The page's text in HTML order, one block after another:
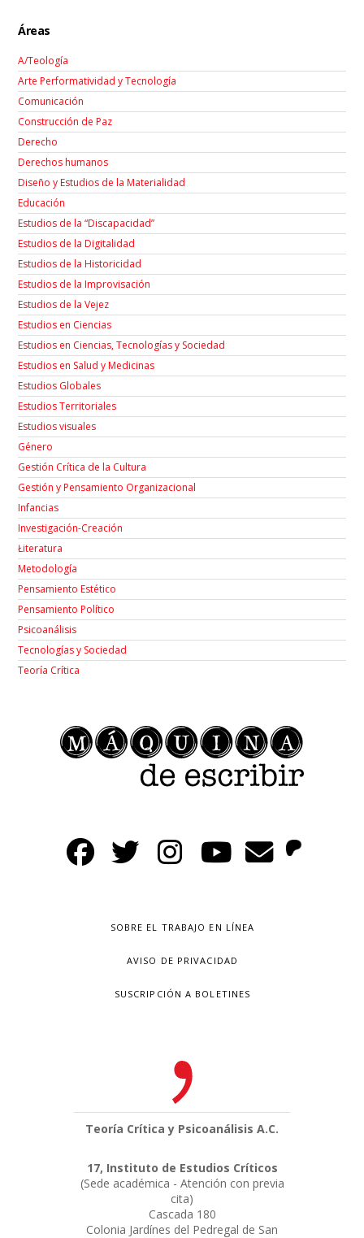
Áreas
A/Teología
Arte Performatividad y Tecnología
Comunicación
Construcción de Paz
Derecho
Derechos humanos
Diseño y Estudios de la Materialidad
Educación
Estudios de la “Discapacidad”
Estudios de la Digitalidad
Estudios de la Historicidad
Estudios de la Improvisación
Estudios de la Vejez
Estudios en Ciencias
Estudios en Ciencias, Tecnologías y Sociedad
Estudios en Salud y Medicinas
Estudios Globales
Estudios Territoriales
Estudios visuales
Género
Gestión Crítica de la Cultura
Gestión y Pensamiento Organizacional
Infancias
Investigación-Creación
Łiteratura
Metodología
Pensamiento Estético
Pensamiento Político
Psicoanálisis
Tecnologías y Sociedad
Teoría Crítica
SOBRE EL TRABAJO EN LÍNEA
AVISO DE PRIVACIDAD
SUSCRIPCIÓN A BOLETINES
Teoría Crítica y Psicoanálisis A.C.
17, Instituto de Estudios Críticos
(Sede académica - Atención con previa
cita)
Cascada 180
Colonia Jardínes del Pedregal de San